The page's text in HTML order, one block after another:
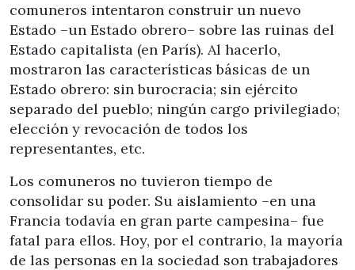
comuneros intentaron construir un nuevo
Estado –un Estado obrero– sobre las ruinas del
Estado capitalista (en París). Al hacerlo,
mostraron las características básicas de un
Estado obrero: sin burocracia; sin ejército
separado del pueblo; ningún cargo privilegiado;
elección y revocación de todos los
representantes, etc.
Los comuneros no tuvieron tiempo de
consolidar su poder. Su aislamiento –en una
Francia todavía en gran parte campesina– fue
fatal para ellos. Hoy, por el contrario, la mayoría
de las personas en la sociedad son trabajadores